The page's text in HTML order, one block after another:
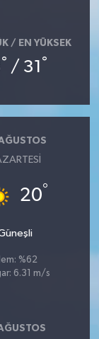
/ EN YÜKSEK
° / 31 °
20°
%62
6.31 m/s